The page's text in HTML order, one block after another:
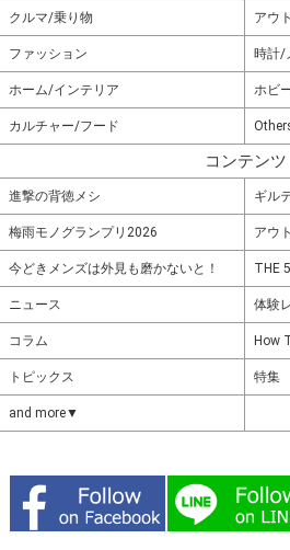
クルマ/乗り物 アウ
ファッション 時計/
ホーム/インテリア ホビ
カルチャー/フード
コンテンツ
進撃の背徳メシ ギル
梅雨モノグランプリ2026 アウ
今どきメンズは外見も磨かないと！ THE
ニュース 体験
コラム How
トピックス 特集
and more▼